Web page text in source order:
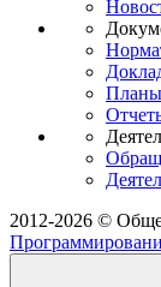
Планы
2012-2026 ©